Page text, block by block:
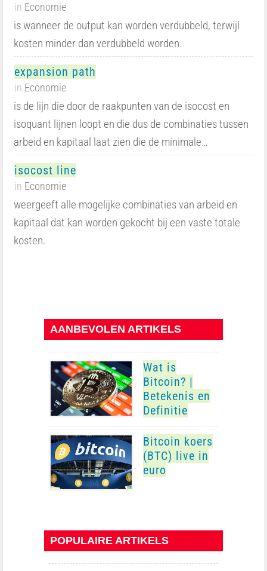
in Economie
is wanneer de output kan worden verdubbeld, terwijl
kosten minder dan verdubbeld worden.
expansion path
in Economie
is de lijn die door de raakpunten van de isocost en
isoquant lijnen loopt en die dus de combinaties tussen
arbeid en kapitaal laat zien die de minimale…
isocost line
in Economie
weergeeft alle mogelijke combinaties van arbeid en
kapitaal dat kan worden gekocht bij een vaste totale
kosten.
AANBEVOLEN ARTIKELS
Wat is
Bitcoin? |
Betekenis en
Definitie
Bitcoin koers
(BTC) live in
euro
POPULAIRE ARTIKELS